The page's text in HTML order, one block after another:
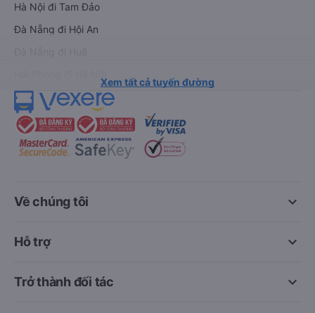
Hà Nội đi Tam Đảo
Đà Nẵng đi Hội An
Xem tất cả tuyến đường
keyboard_arrow_down
Về chúng tôi
keyboard_arrow_down
Hỗ trợ
keyboard_arrow_down
Trở thành đối tác